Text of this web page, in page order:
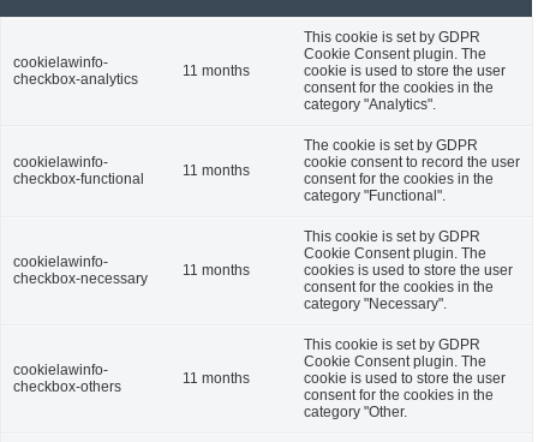
cookielawinfo-
checkbox-analytics
11 months
This cookie is set by GDPR
Cookie Consent plugin. The
cookie is used to store the user
consent for the cookies in the
category "Analytics".
cookielawinfo-
checkbox-functional
11 months
The cookie is set by GDPR
cookie consent to record the user
consent for the cookies in the
category "Functional".
cookielawinfo-
checkbox-necessary
11 months
This cookie is set by GDPR
Cookie Consent plugin. The
cookies is used to store the user
consent for the cookies in the
category "Necessary".
cookielawinfo-
checkbox-others
11 months
This cookie is set by GDPR
Cookie Consent plugin. The
cookie is used to store the user
consent for the cookies in the
category "Other.